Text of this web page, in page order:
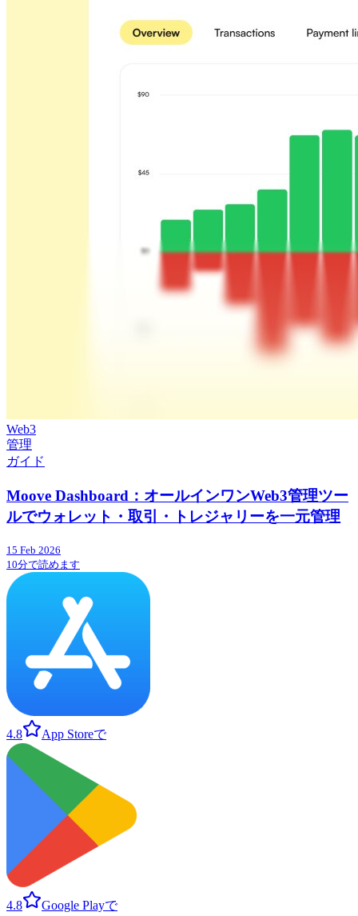
Web3
管理
ガイド
Moove Dashboard：オールインワンWeb3管理ツー
ルでウォレット・取引・トレジャリーを一元管理
15 Feb 2026
10分で読めます
4.8 App Storeで
4.8 Google Playで